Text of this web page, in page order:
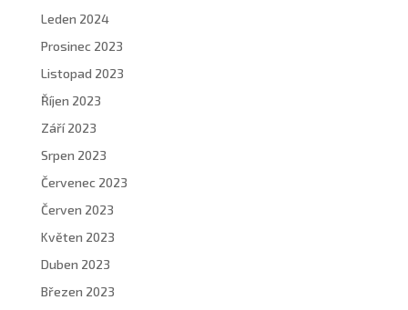
Leden 2024
Prosinec 2023
Listopad 2023
Říjen 2023
Září 2023
Srpen 2023
Červenec 2023
Červen 2023
Květen 2023
Duben 2023
Březen 2023